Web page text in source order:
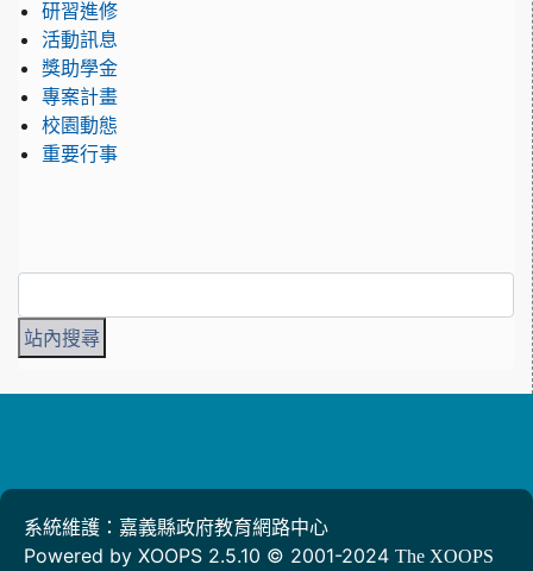
研習進修
活動訊息
獎助學金
專案計畫
校園動態
重要行事
系統維護：嘉義縣政府教育網路中心
Powered by XOOPS 2.5.10 © 2001-2024 The XOOPS